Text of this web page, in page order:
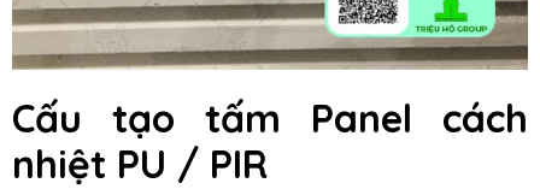
Cấu tạo tấm Panel cách
nhiệt PU / PIR